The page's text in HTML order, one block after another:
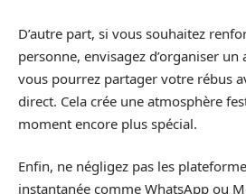
D’autre part, si vous souhaitez
personne, envisagez d’organiser
vous pourrez partager votre rébus
direct. Cela crée une atmosphère
moment encore plus spécial.
Enfin, ne négligez pas les
instantanée comme WhatsApp ou